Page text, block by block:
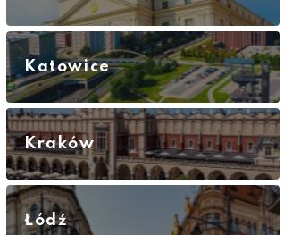
Katowice
Kraków
Łódź